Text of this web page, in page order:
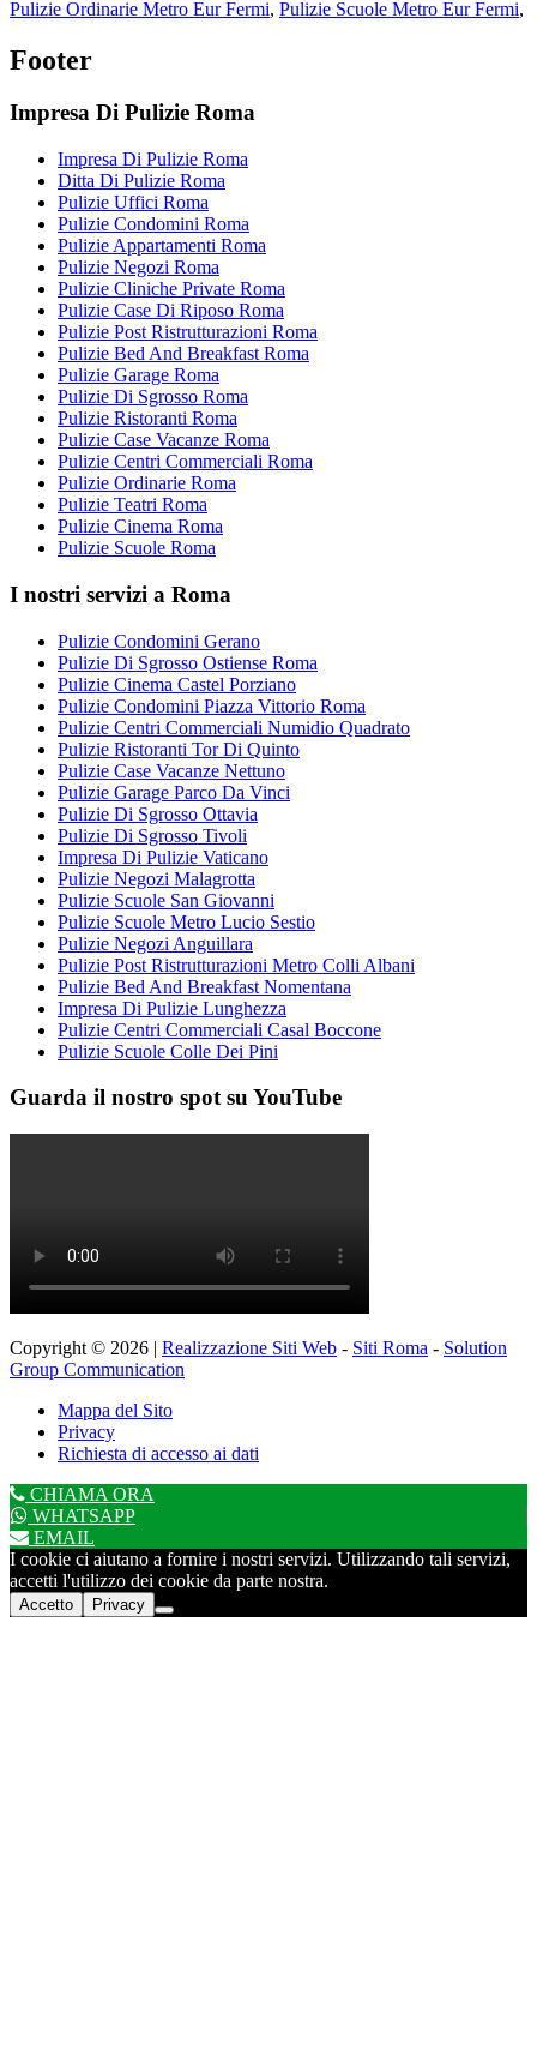
Pulizie Ordinarie Metro Eur Fermi, Pulizie Scuole Metro Eur Fermi,
Footer
Impresa Di Pulizie Roma
Impresa Di Pulizie Roma
Ditta Di Pulizie Roma
Pulizie Uffici Roma
Pulizie Condomini Roma
Pulizie Appartamenti Roma
Pulizie Negozi Roma
Pulizie Cliniche Private Roma
Pulizie Case Di Riposo Roma
Pulizie Post Ristrutturazioni Roma
Pulizie Bed And Breakfast Roma
Pulizie Garage Roma
Pulizie Di Sgrosso Roma
Pulizie Ristoranti Roma
Pulizie Case Vacanze Roma
Pulizie Centri Commerciali Roma
Pulizie Ordinarie Roma
Pulizie Teatri Roma
Pulizie Cinema Roma
Pulizie Scuole Roma
I nostri servizi a Roma
Pulizie Condomini Gerano
Pulizie Di Sgrosso Ostiense Roma
Pulizie Cinema Castel Porziano
Pulizie Condomini Piazza Vittorio Roma
Pulizie Centri Commerciali Numidio Quadrato
Pulizie Ristoranti Tor Di Quinto
Pulizie Case Vacanze Nettuno
Pulizie Garage Parco Da Vinci
Pulizie Di Sgrosso Ottavia
Pulizie Di Sgrosso Tivoli
Impresa Di Pulizie Vaticano
Pulizie Negozi Malagrotta
Pulizie Scuole San Giovanni
Pulizie Scuole Metro Lucio Sestio
Pulizie Negozi Anguillara
Pulizie Post Ristrutturazioni Metro Colli Albani
Pulizie Bed And Breakfast Nomentana
Impresa Di Pulizie Lunghezza
Pulizie Centri Commerciali Casal Boccone
Pulizie Scuole Colle Dei Pini
Guarda il nostro spot su YouTube
Copyright © 2026 | Realizzazione Siti Web - Siti Roma - Solution
Group Communication
Mappa del Sito
Privacy
Richiesta di accesso ai dati
CHIAMA ORA
WHATSAPP
EMAIL
I cookie ci aiutano a fornire i nostri servizi. Utilizzando tali servizi,
accetti l'utilizzo dei cookie da parte nostra.
Accetto Privacy